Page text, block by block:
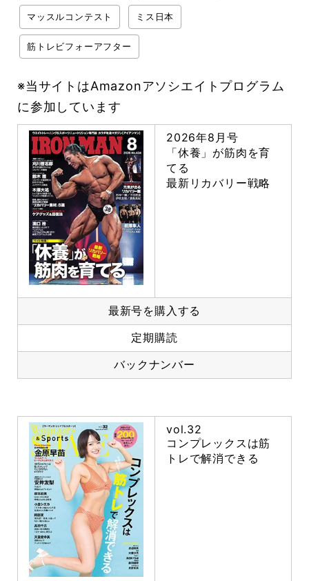
マッスルコンテスト ミス日本
筋トレビフォーアフター
※当サイトはAmazonアソシエイトプログラム
に参加しています
2026年8月号
「休養」が筋肉を育
てる
最新リカバリー戦略
最新号を購入する
定期購読
バックナンバー
vol.32
コンプレックスは筋
トレで解消できる